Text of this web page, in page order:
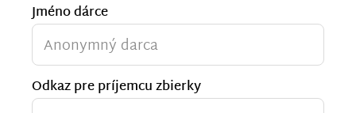
Jméno dárce
Odkaz pre príjemcu zbierky